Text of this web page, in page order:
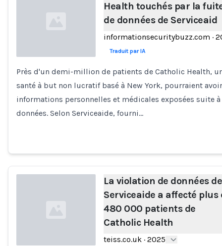
Health touchés par la
de données de Serviceaid
informationsecuritybuzz.com ·
Traduit par IA
Près d'un demi-million de patients de Catholic Health,
santé à but non lucratif basé à New York, pourraient
informations personnelles et médicales exposées suite
données. Selon Serviceaide, fourni…
La violation de données de
Serviceaide a affecté plus
480 000 patients de
Catholic Health
teiss.co.uk · 2025